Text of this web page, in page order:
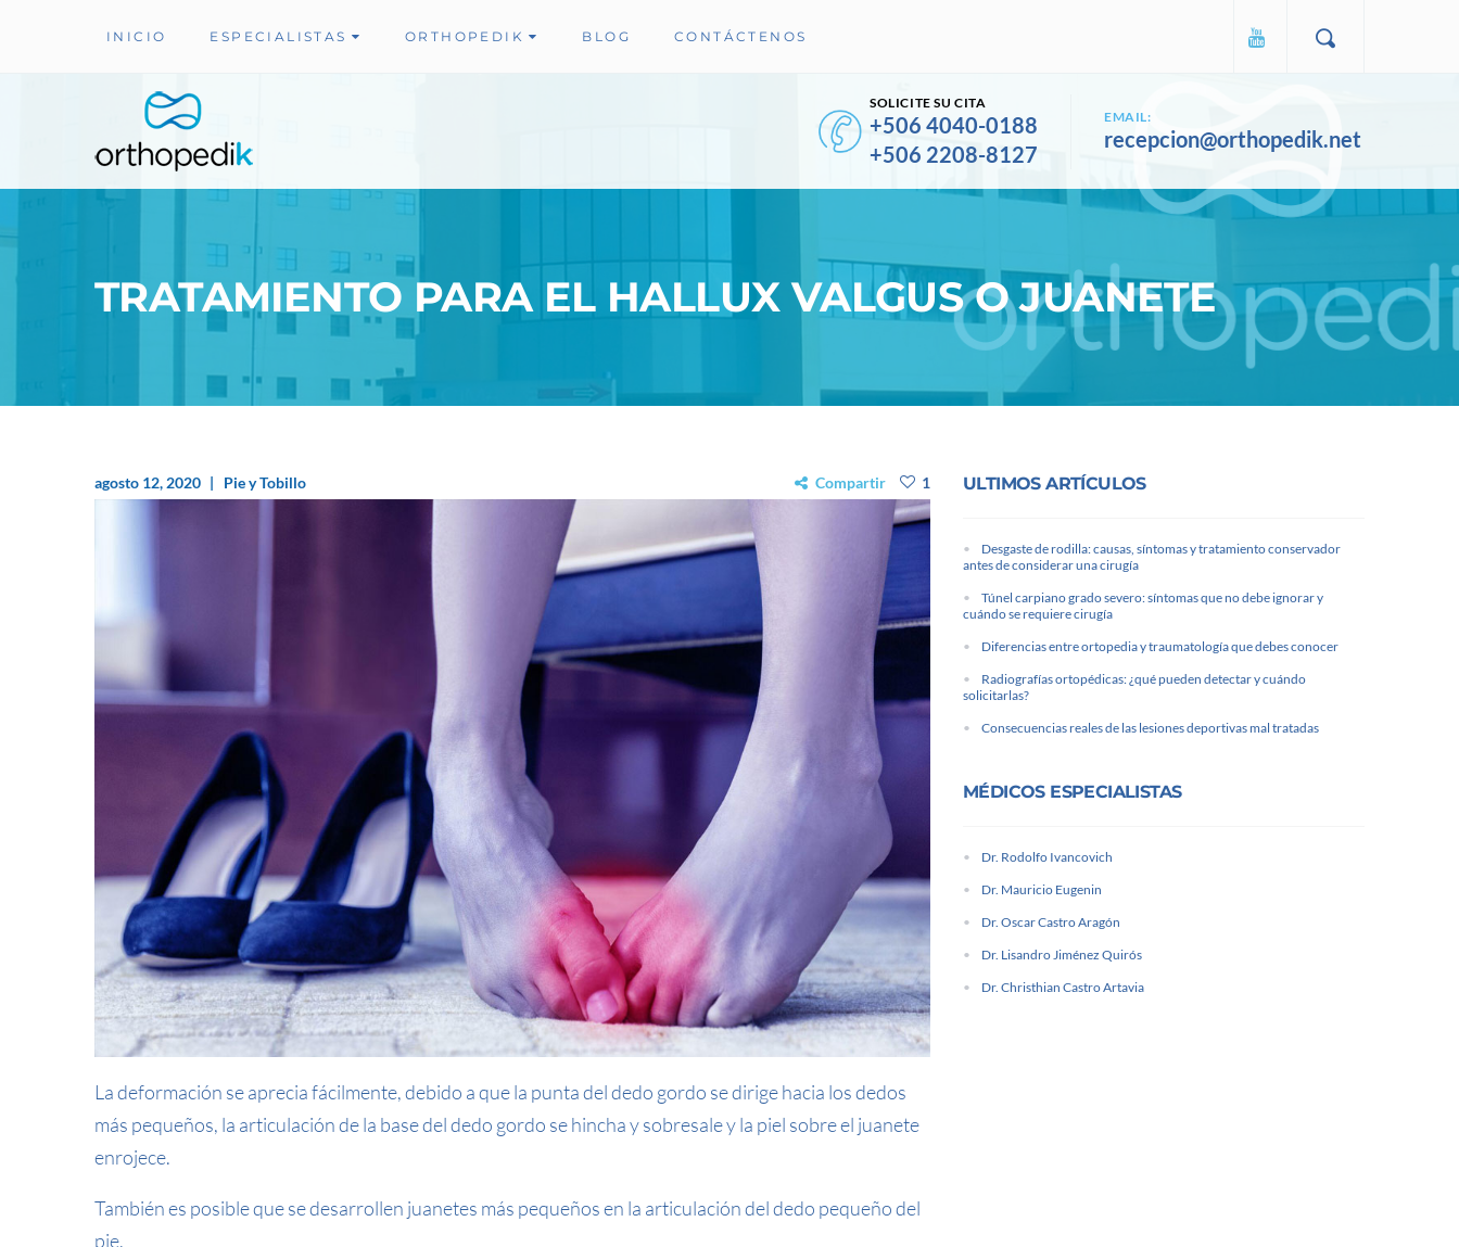
INICIO ESPECIALISTAS ORTHOPEDIK BLOG CONTÁCTENOS
SOLICITE SU CITA
+506 4040-0188
+506 2208-8127
EMAIL:
recepcion@orthopedik.net
TRATAMIENTO PARA EL HALLUX VALGUS O JUANETE
agosto 12, 2020 Pie y Tobillo Compartir 1
La deformación se aprecia fácilmente, debido a que la punta del dedo gordo se dirige hacia los dedos
más pequeños, la articulación de la base del dedo gordo se hincha y sobresale y la piel sobre el juanete
enrojece.
También es posible que se desarrollen juanetes más pequeños en la articulación del dedo pequeño del
pie.
ULTIMOS ARTÍCULOS
Desgaste de rodilla: causas, síntomas y tratamiento conservador
antes de considerar una cirugía
Túnel carpiano grado severo: síntomas que no debe ignorar y
cuándo se requiere cirugía
Diferencias entre ortopedia y traumatología que debes conocer
Radiografías ortopédicas: ¿qué pueden detectar y cuándo
solicitarlas?
Consecuencias reales de las lesiones deportivas mal tratadas
MÉDICOS ESPECIALISTAS
Dr. Rodolfo Ivancovich
Dr. Mauricio Eugenin
Dr. Oscar Castro Aragón
Dr. Lisandro Jiménez Quirós
Dr. Christhian Castro Artavia